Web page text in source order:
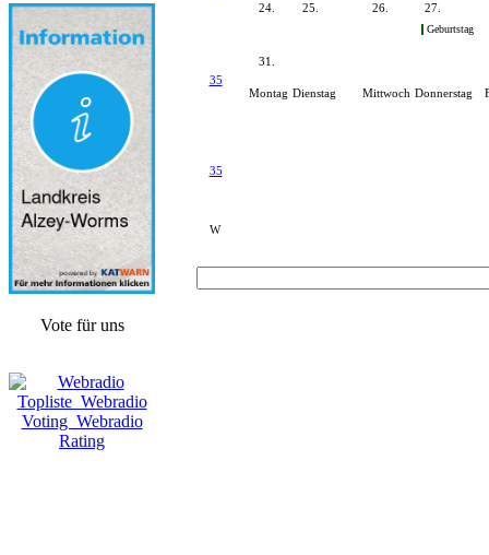
Vote für uns
35
35
W
24. 25. 26. 27.
Geburtstag
31.
Montag Dienstag Mittwoch Donnerstag